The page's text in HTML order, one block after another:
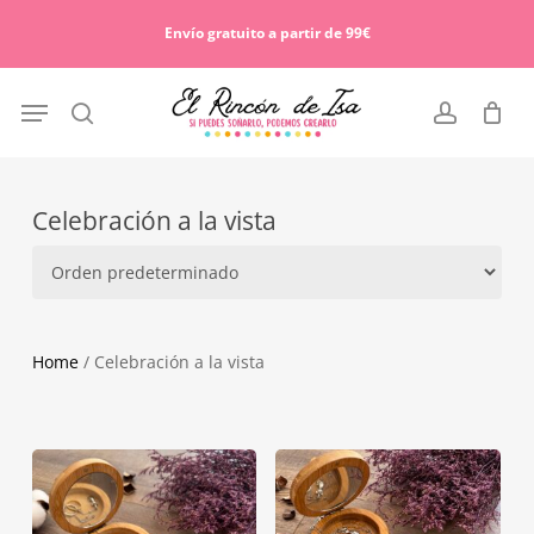
Envío gratuito a partir de 99€
search account
Menu
Cart
Celebración a la vista
Home/ Celebración a la vista